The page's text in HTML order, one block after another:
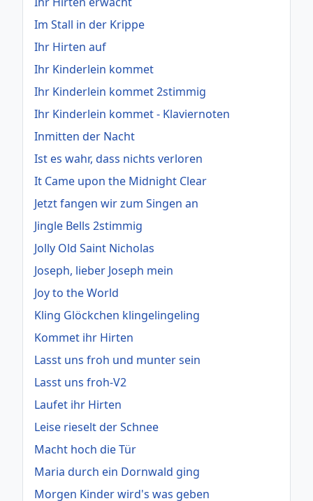
Im Stall in der Krippe
Ihr Hirten auf
Ihr Kinderlein kommet
Ihr Kinderlein kommet 2stimmig
Ihr Kinderlein kommet - Klaviernoten
Inmitten der Nacht
Ist es wahr, dass nichts verloren
It Came upon the Midnight Clear
Jetzt fangen wir zum Singen an
Jingle Bells 2stimmig
Jolly Old Saint Nicholas
Joseph, lieber Joseph mein
Joy to the World
Kling Glöckchen klingelingeling
Kommet ihr Hirten
Lasst uns froh und munter sein
Lasst uns froh-V2
Laufet ihr Hirten
Leise rieselt der Schnee
Macht hoch die Tür
Maria durch ein Dornwald ging
Morgen Kinder wird's was geben